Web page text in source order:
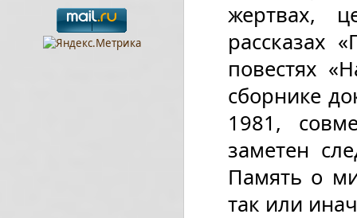
жертвах,
рассказах
повестях
сборнике
1981,
заметен
Память о
так или